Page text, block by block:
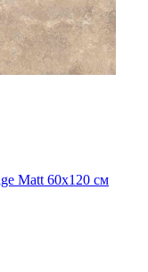
Matt 60x120 см